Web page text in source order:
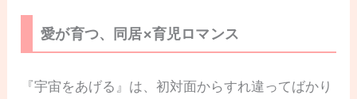
愛が育つ、同居×育児ロマンス
『宇宙をあげる』は、初対面からすれ違ってばかり